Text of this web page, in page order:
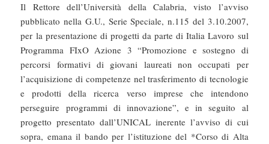
Il Rettore dell’Università della Calabria, visto l’avviso
pubblicato nella G.U., Serie Speciale, n.115 del 3.10.2007,
per la presentazione di progetti da parte di Italia Lavoro sul
Programma FIxO Azione 3 “Promozione e sostegno di
percorsi formativi di giovani laureati non occupati per
l’acquisizione di competenze nel trasferimento di tecnologie
e prodotti della ricerca verso imprese che intendono
perseguire programmi di innovazione”, e in seguito al
progetto presentato dall’UNICAL inerente l’avviso di cui
sopra, emana il bando per l’istituzione del *Corso di Alta